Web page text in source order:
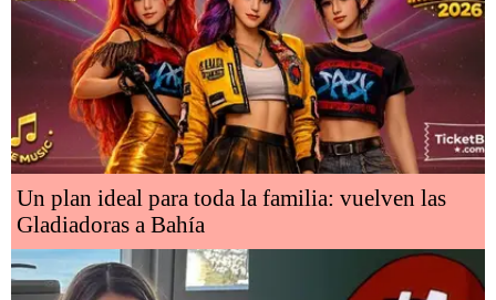
Un plan ideal para toda la familia: vuelven las
Gladiadoras a Bahía